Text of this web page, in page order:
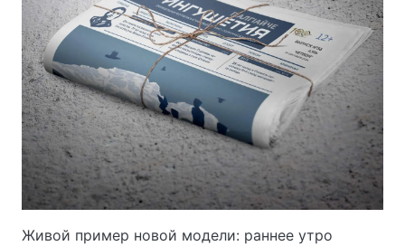
Живой пример новой модели: раннее утро